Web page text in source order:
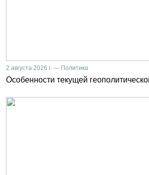
2 августа 2026 г. — Политика
Особенности текущей